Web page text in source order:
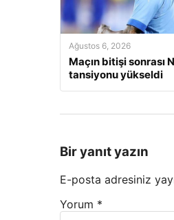
Ağustos 6, 2026
Maçın bitişi sonrası
tansiyonu yükseldi
Bir yanıt yazın
E-posta adresiniz
Yorum *